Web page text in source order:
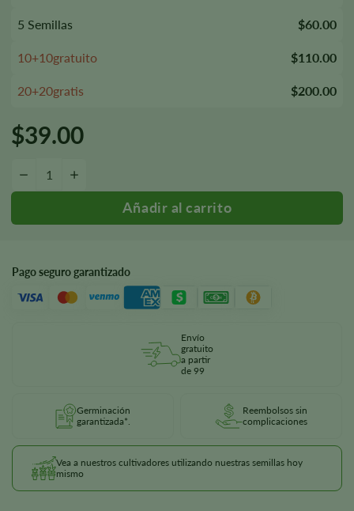
5 Semillas $60.00
10+10gratuito $110.00
20+20gratis $200.00
$39.00
-
Pago seguro garantizado
Envío
gratuito
a partir
de 99
Germinación
garantizada*.
Reembolsos sin
complicaciones
Vea a nuestros cultivadores utilizando nuestras semillas hoy
mismo